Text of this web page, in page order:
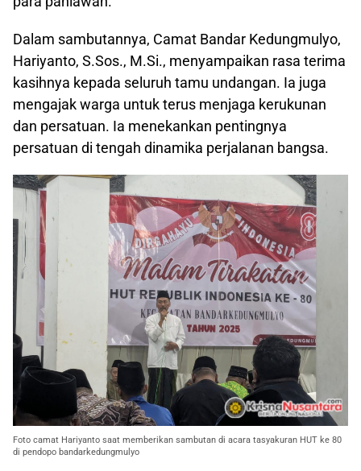
Dalam sambutannya, Camat Bandar Kedungmulyo,
Hariyanto, S.Sos., M.Si., menyampaikan rasa terima
kasihnya kepada seluruh tamu undangan. Ia juga
mengajak warga untuk terus menjaga kerukunan
dan persatuan. Ia menekankan pentingnya
persatuan di tengah dinamika perjalanan bangsa.
Foto camat Hariyanto saat memberikan sambutan di acara tasyakuran HUT ke 80
di pendopo bandarkedungmulyo